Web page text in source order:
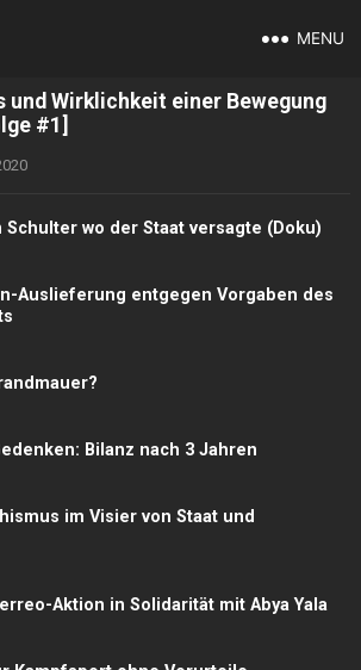
MENU
und Wirklichkeit einer Bewegung
#1]
wo der Staat versagte (Doku)
Auslieferung entgegen Vorgaben des
Bilanz nach 3 Jahren
im Visier von Staat und
Aktion in Solidarität mit Abya Yala